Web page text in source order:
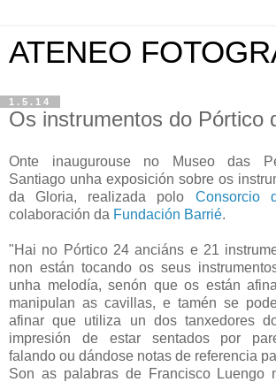
ATENEO
1.5.14
Os instrumentos do Pórtico
Onte inaugurouse no Museo das
Santiago unha exposición sobre os
da Gloria, realizada polo Consorcio
colaboración da Fundación Barrié.
"Hai no Pórtico 24 anciáns e 21
non están tocando os seus
unha melodía, senón que os están
manipulan as cavillas, e tamén se
afinar que utiliza un dos tanxedores
impresión de estar sentados por
falando ou dándose notas de referencia
Son as palabras de Francisco Luengo